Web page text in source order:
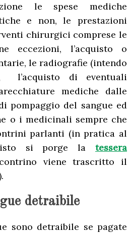
le spese mediche
e non, le prestazioni
chirurgici comprese le
eccezioni, l’acquisto o
le radiografie (intendo
l’acquisto di eventuali
mediche dalle
pompaggio del sangue ed
o i medicinali sempre che
parlanti (in pratica al
si porge la tessera
viene trascritto il
detraibile
sono detraibile se pagate